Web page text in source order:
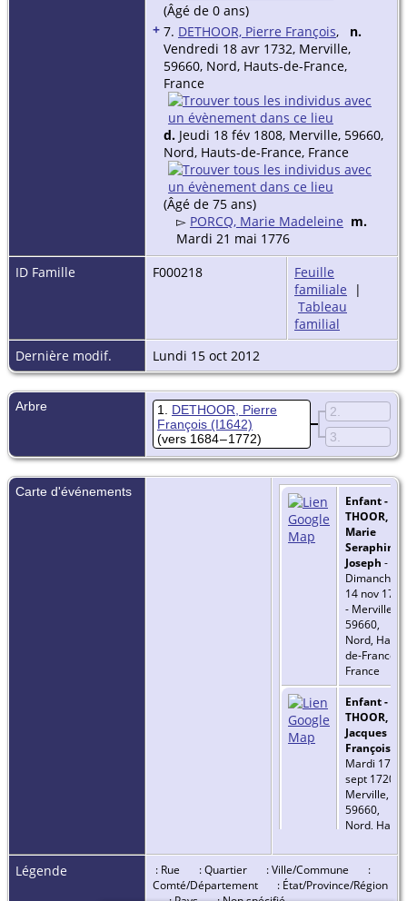
(Âgé de 0 ans)
+ 7. DETHOOR, Pierre François, n.
Vendredi 18 avr 1732, Merville,
59660, Nord, Hauts-de-France,
France
d. Jeudi 18 fév 1808, Merville, 59660,
Nord, Hauts-de-France, France
(Âgé de 75 ans)
▻ PORCQ, Marie Madeleine m.
Mardi 21 mai 1776
ID Famille
F000218
Feuille
familiale |
Tableau
familial
Dernière modif.
Lundi 15 oct 2012
Arbre 1
DETHOOR, Pierre
François (I1642)
(vers 1684 – 1772)
2
3
Carte d'événements
Enfant -
THOOR,
Marie
Seraphine
Joseph -
Dimanche
14 nov 1717
- Merville,
59660,
Nord,
de-France,
France
Enfant -
THOOR,
Jacques
François
Mardi 17
sept 1720 -
Merville,
59660,
Nord,
France
Enfant - DE
Légende : Rue : Quartier : Ville/Commune
:
Comté/Département
: État/Province/Région